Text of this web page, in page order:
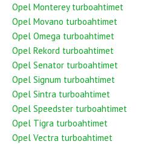
Opel Monterey turboahtimet
Opel Movano turboahtimet
Opel Omega turboahtimet
Opel Rekord turboahtimet
Opel Senator turboahtimet
Opel Signum turboahtimet
Opel Sintra turboahtimet
Opel Speedster turboahtimet
Opel Tigra turboahtimet
Opel Vectra turboahtimet